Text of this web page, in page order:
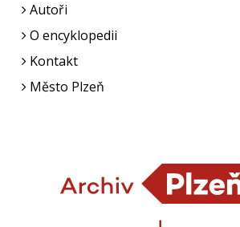
Autoři
O encyklopedii
Kontakt
Město Plzeň